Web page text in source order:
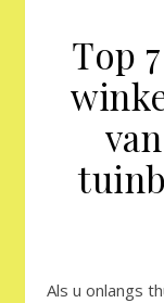
Top
Als u onlangs